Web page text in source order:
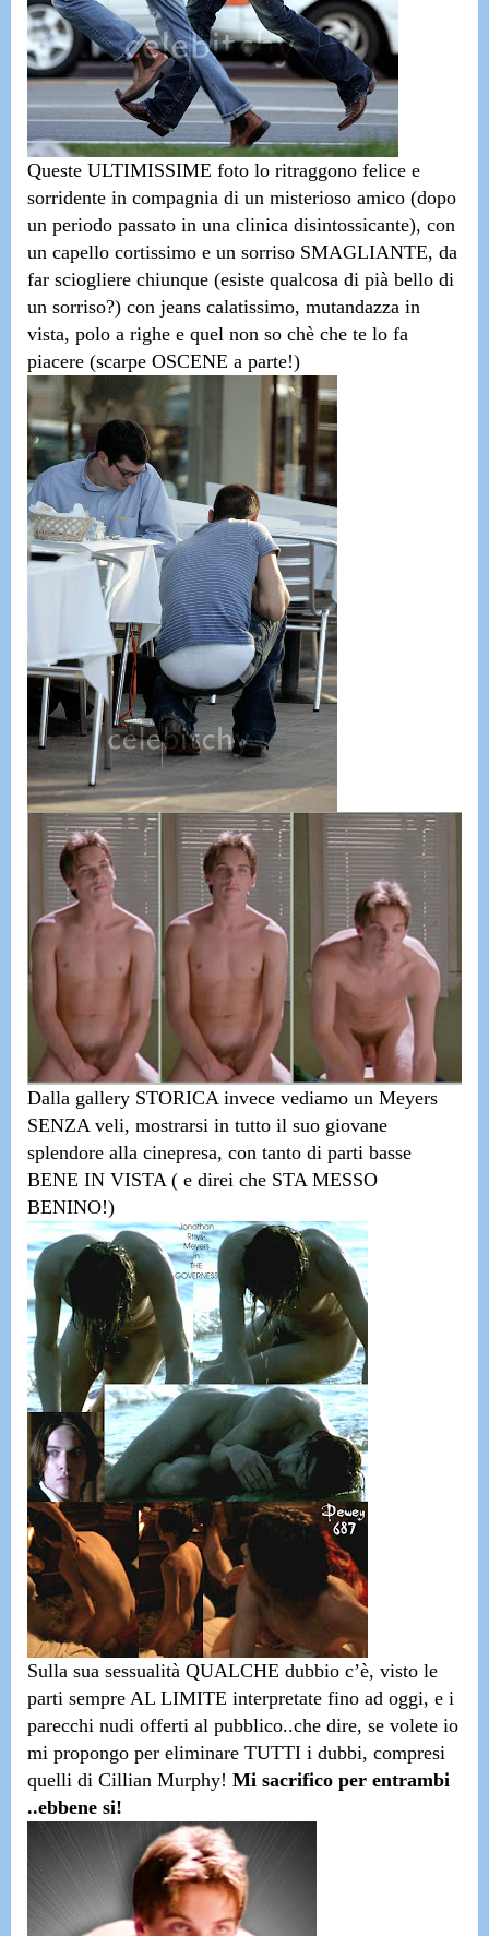
Queste ULTIMISSIME foto lo ritraggono felice e
sorridente in compagnia di un misterioso amico (dopo
un periodo passato in una clinica disintossicante), con
un capello cortissimo e un sorriso SMAGLIANTE, da
far sciogliere chiunque (esiste qualcosa di pià bello di
un sorriso?) con jeans calatissimo, mutandazza in
vista, polo a righe e quel non so chè che te lo fa
piacere (scarpe OSCENE a parte!)
Dalla gallery STORICA invece vediamo un Meyers
SENZA veli, mostrarsi in tutto il suo giovane
splendore alla cinepresa, con tanto di parti basse
BENE IN VISTA ( e direi che STA MESSO
BENINO!)
Sulla sua sessualità QUALCHE dubbio c’è, visto le
parti sempre AL LIMITE interpretate fino ad oggi, e i
parecchi nudi offerti al pubblico..che dire, se volete io
mi propongo per eliminare TUTTI i dubbi, compresi
quelli di Cillian Murphy! Mi sacrifico per entrambi
..ebbene si!